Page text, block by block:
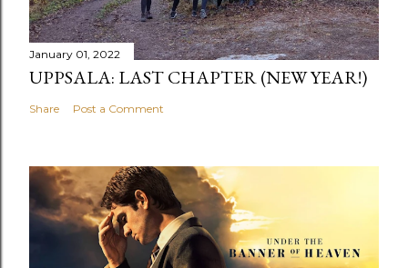
January 01, 2022
UPPSALA: LAST CHAPTER (NEW YEAR!)
Share Post a Comment